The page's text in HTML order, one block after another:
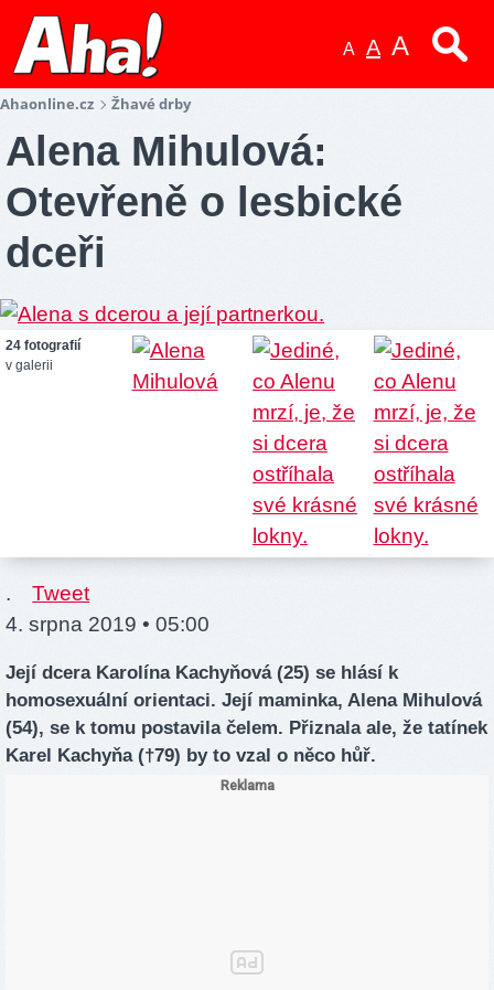
A A A
Ahaonline.cz Žhavé drby
Alena Mihulová:
Otevřeně o lesbické
dceři
24 fotografií
v galerii
.
Tweet
4. srpna 2019 • 05:00
Její dcera Karolína Kachyňová (25) se hlásí k
homosexuální orientaci. Její maminka, Alena Mihulová
(54), se k tomu postavila čelem. Přiznala ale, že tatínek
Karel Kachyňa (†79) by to vzal o něco hůř.